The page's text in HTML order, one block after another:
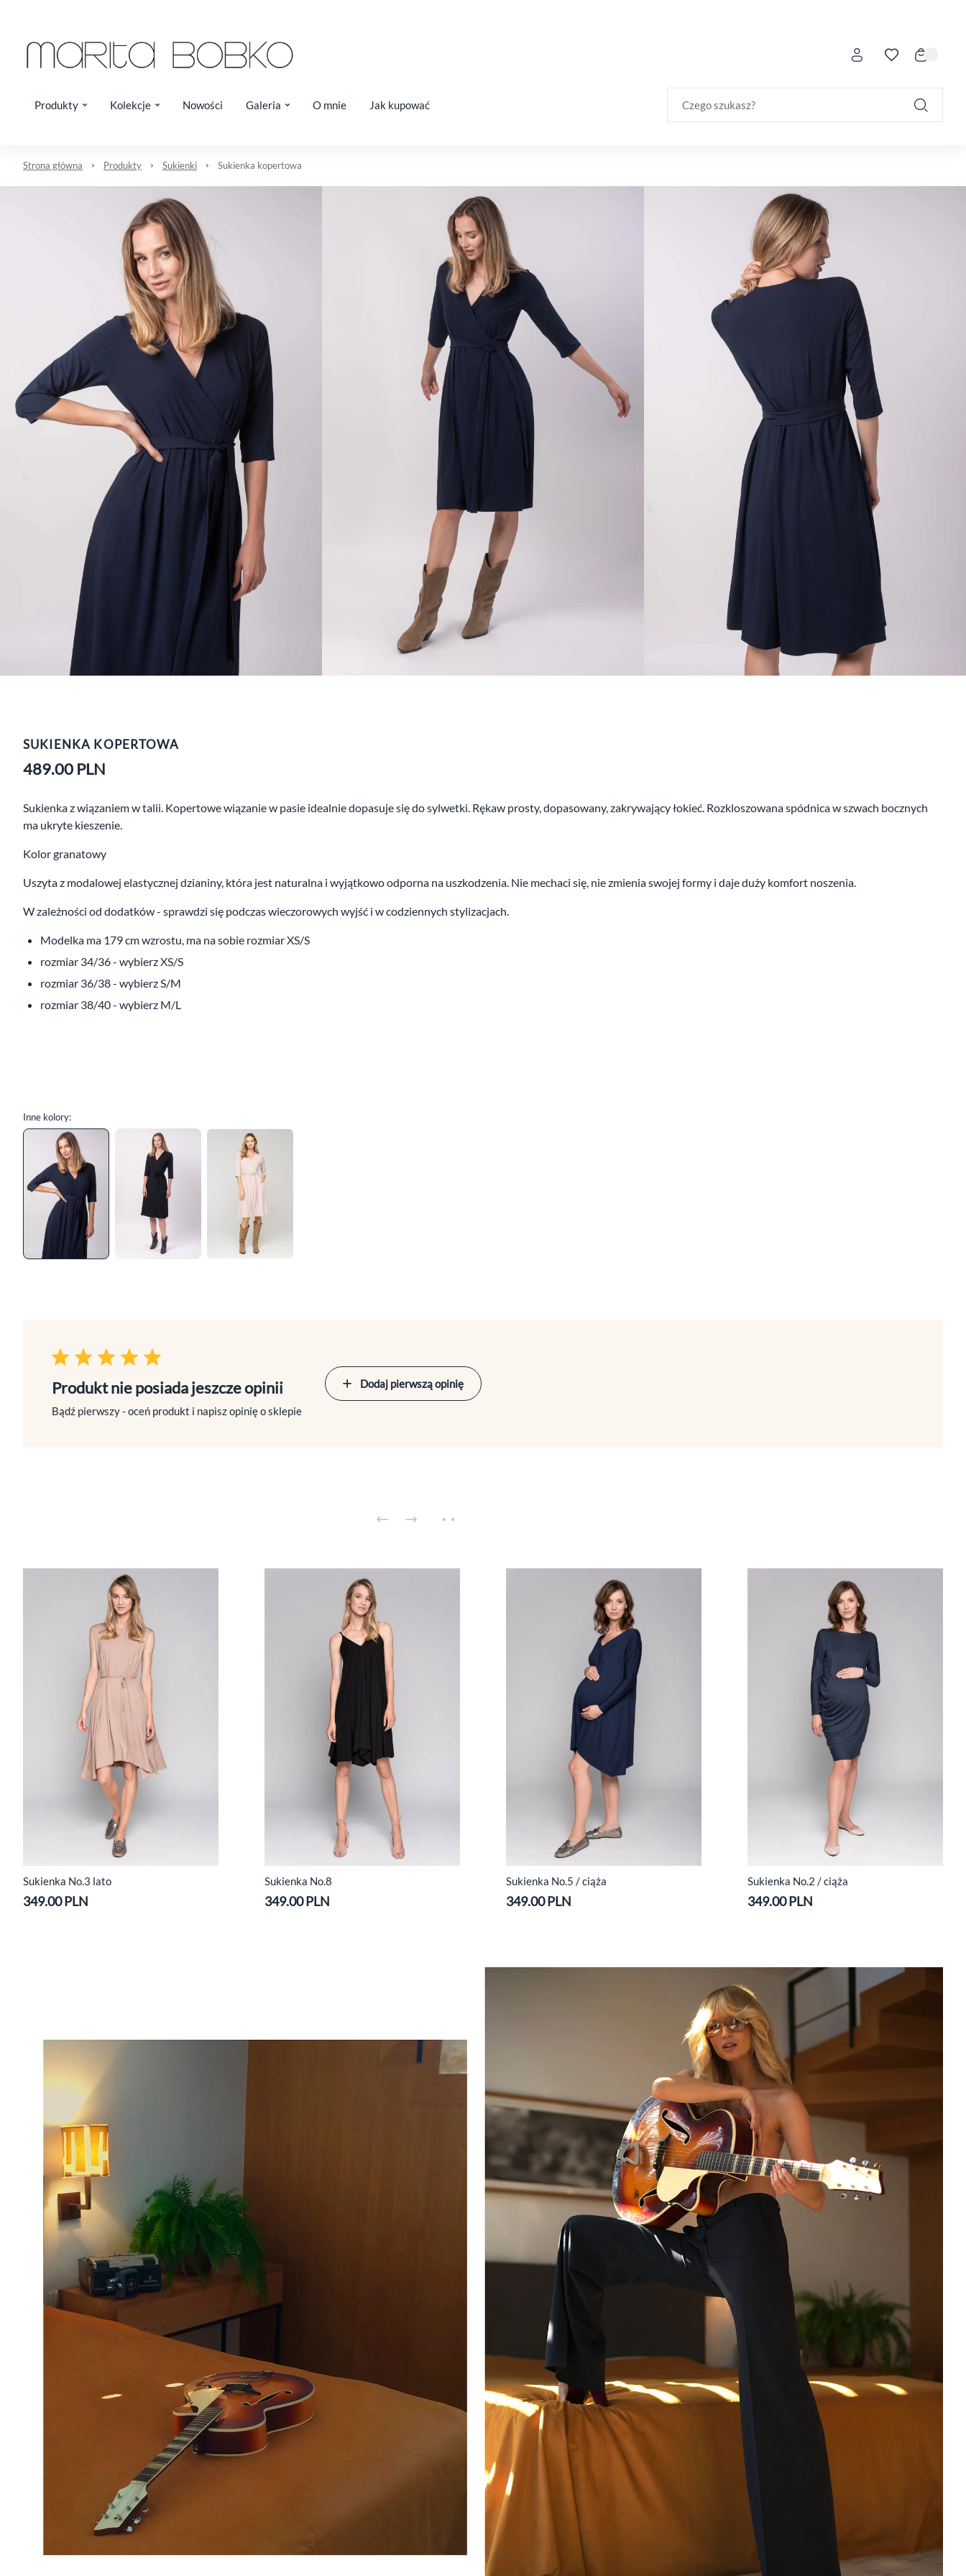
Produkty Kolekcje Nowości Galeria O mnie Jak kupować Czego szukasz?
Strona główna Produkty Sukienki Sukienka kopertowa
SUKIENKA KOPERTOWA
489.00 PLN
Sukienka z wiązaniem w talii. Kopertowe wiązanie w pasie idealnie dopasuje się do sylwetki. Rękaw prosty, dopasowany, zakrywający łokieć. Rozkloszowana spódnica w szwach bocznych
ma ukryte kieszenie.
Kolor granatowy
Uszyta z modalowej elastycznej dzianiny, która jest naturalna i wyjątkowo odporna na uszkodzenia. Nie mechaci się, nie zmienia swojej formy i daje duży komfort noszenia.
W zależności od dodatków - sprawdzi się podczas wieczorowych wyjść i w codziennych stylizacjach.
Modelka ma 179 cm wzrostu, ma na sobie rozmiar XS/S
rozmiar 34/36 - wybierz XS/S
rozmiar 36/38 - wybierz S/M
rozmiar 38/40 - wybierz M/L
Inne kolory:
Produkt nie posiada jeszcze opinii
Bądź pierwszy - oceń produkt i napisz opinię o sklepie
Dodaj pierwszą opinię
Sukienka No.3 lato
349.00 PLN
Sukienka No.8
349.00 PLN
Sukienka No.5 / ciąża
349.00 PLN
Sukienka No.2 / ciąża
349.00 PLN